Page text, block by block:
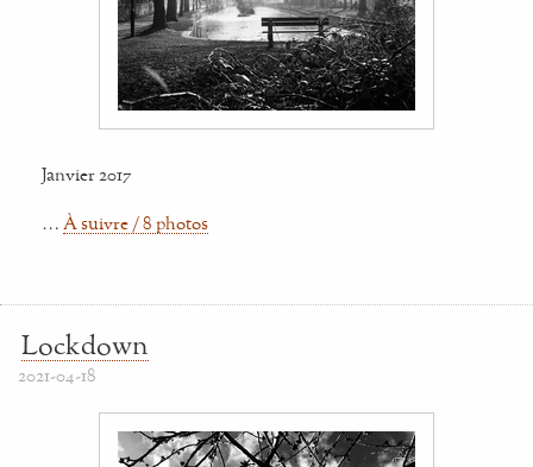
Janvier 2017
… À suivre / 8 photos
Lockdown
2021-04-18